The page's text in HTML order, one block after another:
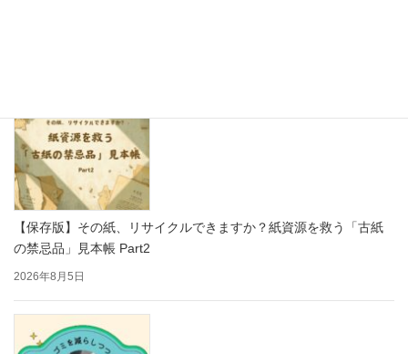
【保存版】その紙、リサイクルできますか？紙資源を救う「古紙
の禁忌品」見本帳 Part2
2026年8月5日